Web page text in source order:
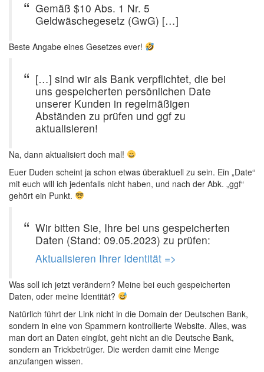
Gemäß $10 Abs. 1 Nr. 5
Geldwäschegesetz (GwG) […]
Beste Angabe eines Gesetzes ever!
[…] sind wir als Bank verpflichtet, die bei
uns gespeicherten persönlichen Date
unserer Kunden in regelmäßigen
Abständen zu prüfen und ggf zu
aktualisieren!
Na, dann aktualisiert doch mal!
Euer Duden scheint ja schon etwas überaktuell zu sein. Ein „Date“
mit euch will ich jedenfalls nicht haben, und nach der Abk. „ggf“
gehört ein Punkt.
Wir bitten Sie, Ihre bei uns gespeicherten
Daten (Stand: 09.05.2023) zu prüfen:
Aktualisieren Ihrer Identität =>
Was soll ich jetzt verändern? Meine bei euch gespeicherten
Daten, oder meine Identität?
Natürlich führt der Link nicht in die Domain der Deutschen Bank,
sondern in eine von Spammern kontrollierte Website. Alles, was
man dort an Daten eingibt, geht nicht an die Deutsche Bank,
sondern an Trickbetrüger. Die werden damit eine Menge
anzufangen wissen.